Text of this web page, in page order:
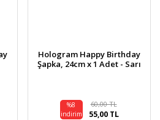
Hologram Happy Birthday
Şapka, 24cm x 1 Adet - Sarı
%8
indirim
60,00 TL
55,00 TL